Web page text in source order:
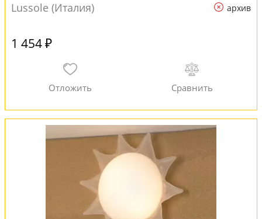
Lussole (Италия) архив
1 454 ₽